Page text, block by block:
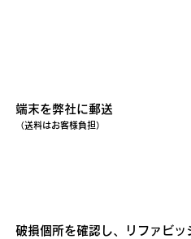
端末を弊社に郵送
（送料はお客様負担）
破損個所を確認し、リファビッ